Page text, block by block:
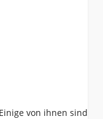
von ihnen sind